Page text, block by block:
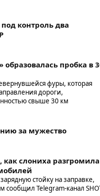
контроль два
пробка в
фуры, которая
дороги,
свыше 30 км
за мужество
как слониха разгромила
стойку на заправке,
сообщил Telegram-канал